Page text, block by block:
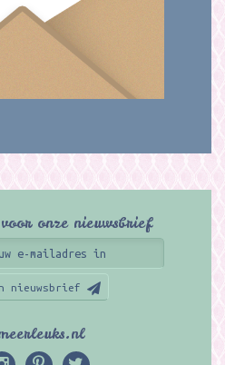
onze nieuwsbrief
nieuwsbrief